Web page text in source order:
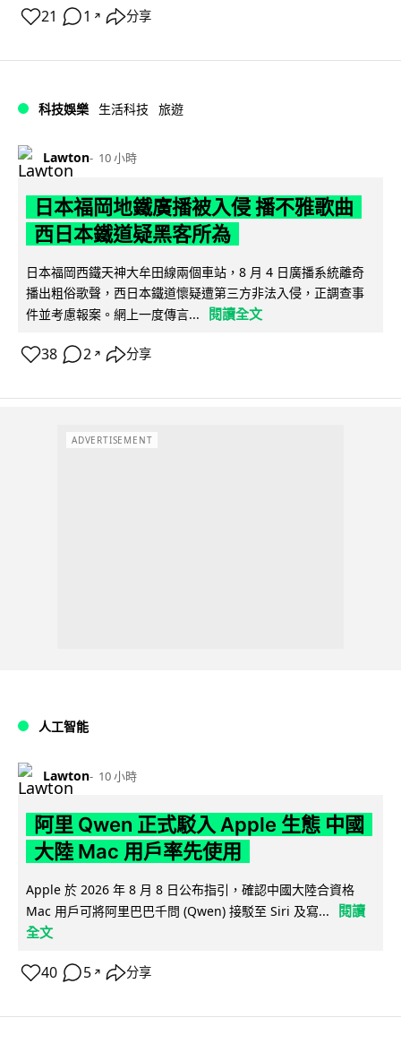
21 1 ↗ 分享
科技娛樂 生活科技 旅遊
Lawton 10 小時
日本福岡地鐵廣播被入侵 播不雅歌曲
西日本鐵道疑黑客所為
日本福岡西鐵天神大牟田線兩個車站，8 月 4 日廣播系統離奇
播出粗俗歌聲，西日本鐵道懷疑遭第三方非法入侵，正調查事
件並考慮報案。網上一度傳言...
閱讀全文
38 2 ↗ 分享
ADVERTISEMENT
人工智能
Lawton 10 小時
阿里 Qwen 正式駁入 Apple 生態 中國
大陸 Mac 用戶率先使用
Apple 於 2026 年 8 月 8 日公布指引，確認中國大陸合資格
Mac 用戶可將阿里巴巴千問 (Qwen) 接駁至 Siri 及寫...
閱讀
全文
40 5 ↗ 分享